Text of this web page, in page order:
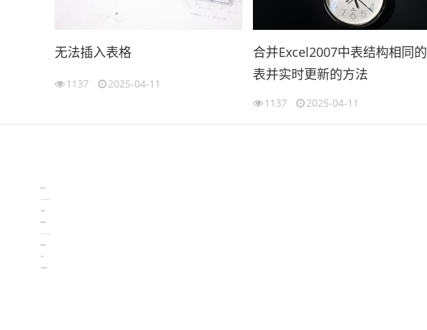
无法插入表格
1137 2025-04-11
合并Excel2007中表结构相同的
表并实时更新的方法
（2007excel合并工作表）
1137 2025-04-11